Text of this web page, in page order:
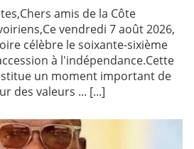
amis de la Côte
vendredi 7 août 2026,
célèbre le soixante-sixième
à l'indépendance.Cette
un moment important de
des valeurs ... [...]